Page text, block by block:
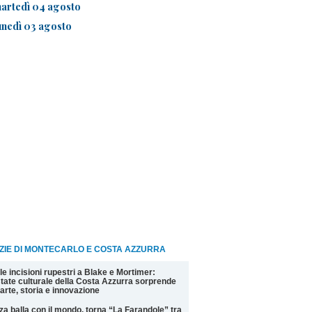
04 agosto
03 agosto
DI MONTECARLO E COSTA AZZURRA
incisioni rupestri a Blake e Mortimer:
culturale della Costa Azzurra sorprende
storia e innovazione
balla con il mondo, torna “La Farandole” tra